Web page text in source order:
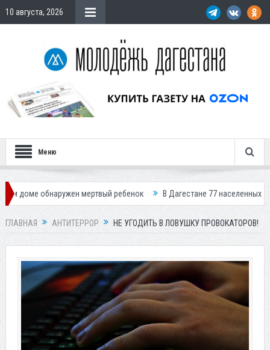
10 августа, 2026
Меню
мертвый ребенок В Дагестане 77 населенных пунктов
ГЛАВНАЯ АНТИТЕРРОР НЕ УГОДИТЬ В ЛОВУШКУ ПРОВОКАТОРОВ!